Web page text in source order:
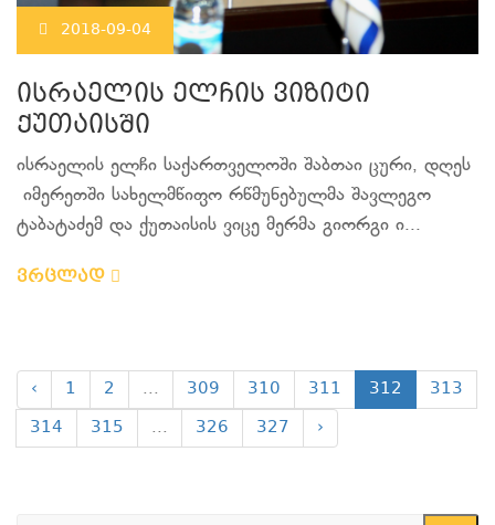
2018-09-04
ისრაელის ელჩის ვიზიტი
ქუთაისში
ისრაელის ელჩი საქართველოში შაბთაი ცური, დღეს
იმერეთში სახელმწიფო რწმუნებულმა შავლეგო
ტაბატაძემ და ქუთაისის ვიცე მერმა გიორგი ი...
ვრცლად
‹ 1 2 ... 309 310 311 312
313
314
315 ... 326 327 ›